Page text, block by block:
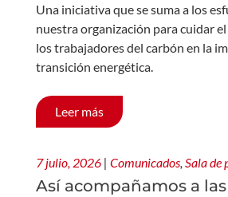
Una iniciativa que se suma a los
nuestra organización para cuidar
los trabajadores del carbón en la
transición energética.
Leer más
7 julio, 2026 | Comunicados Sala de
Así acompañamos a